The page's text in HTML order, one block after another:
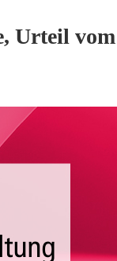
Urteil